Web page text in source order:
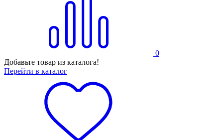
0
Добавьте товар из каталога!
Перейти в каталог